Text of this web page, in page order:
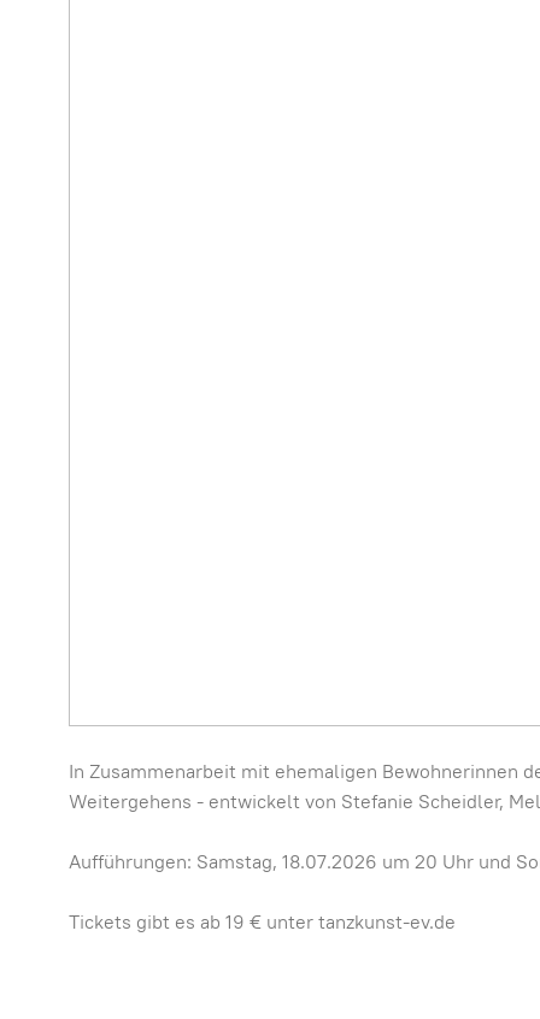
In Zusammenarbeit mit ehemaligen Bewohnerinnen
Weitergehens - entwickelt von Stefanie Scheidler,
Aufführungen: Samstag, 18.07.2026 um 20 Uhr und
Tickets gibt es ab 19 € unter tanzkunst-ev.de